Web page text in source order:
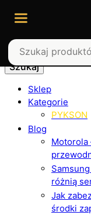
Szukaj
Sklep
Kategorie
PYKSON
Blog
Motorola
różnią
Jak
środki